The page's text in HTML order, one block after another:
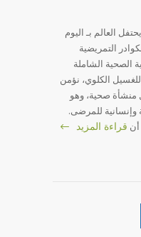
في 12 مايو، يحتفل العالم بـ اليوم
التمريضية
الصحية الشاملة
الكلوي، نؤمن
منشأة صحية، وهو
للمرضى.
أن قراءة المزيد